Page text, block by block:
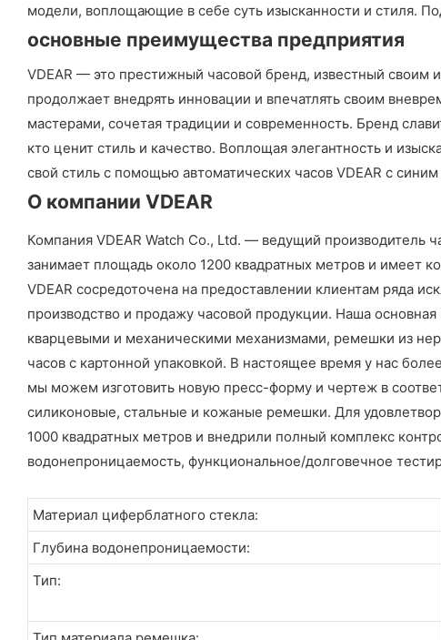
модели, воплощающие в себе суть изысканности и стиля.
основные преимущества предприятия
VDEAR — это престижный часовой бренд, известный своим
продолжает внедрять инновации и впечатлять своим
мастерами, сочетая традиции и современность. Бренд
кто ценит стиль и качество. Воплощая элегантность и
свой стиль с помощью автоматических часов VDEAR с
О компании VDEAR
Компания VDEAR Watch Co., Ltd. — ведущий
занимает площадь около 1200 квадратных метров и имеет
VDEAR сосредоточена на предоставлении клиентам ряда
производство и продажу часовой продукции. Наша
кварцевыми и механическими механизмами, ремешки из
часов с картонной упаковкой. В настоящее время у нас
мы можем изготовить новую пресс-форму и чертеж в
силиконовые, стальные и кожаные ремешки. Для
1000 квадратных метров и внедрили полный комплекс
водонепроницаемость, функциональное/долговечное
Материал циферблатного стекла:
Глубина водонепроницаемости:
Тип: